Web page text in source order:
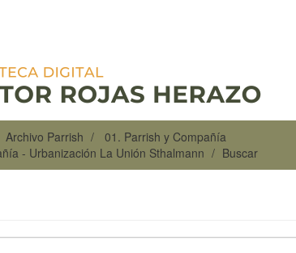
Archivo Parrish
01. Parrish y Compañía
- Urbanización La Unión Sthalmann
Buscar